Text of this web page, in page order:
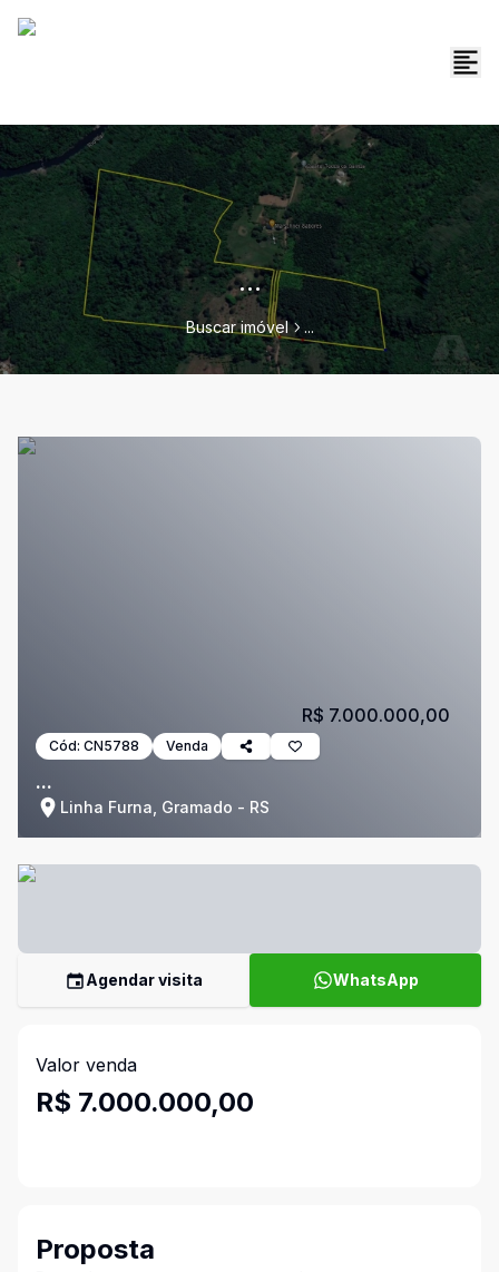
...
Buscar imóvel ...
Cód: CN5788 Venda
...
Linha Furna, Gramado - RS
R$ 7.000.000,00
Agendar visita WhatsApp
Valor venda
R$ 7.000.000,00
Proposta